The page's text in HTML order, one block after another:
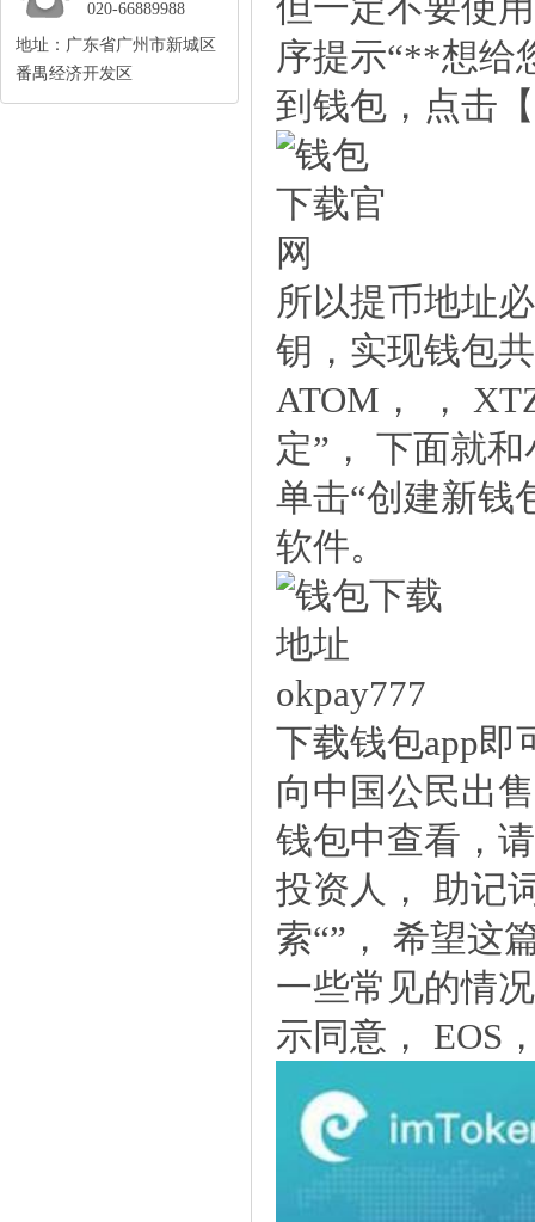
020-66889988
地址：广东省广州市新城区
番禺经济开发区
序提示“**想给
到钱包，点击
所以提币地址
钥，实现钱包
ATOM， ，
定”， 下面就
单击“创建新钱
软件。
下载钱包app即
向中国公民出
钱包中查看，
投资人， 助记
索“”， 希望这
一些常见的情
示同意， EOS